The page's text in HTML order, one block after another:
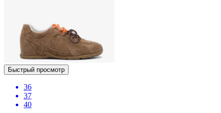
Быстрый просмотр
36
37
40